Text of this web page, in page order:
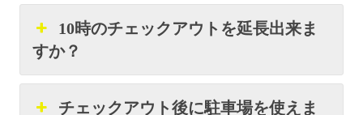
10時のチェックアウトを延長出来ま
すか？
チェックアウト後に駐車場を使えま